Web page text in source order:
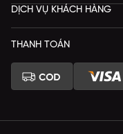
DỊCH VỤ KHÁCH HÀNG
THANH TOÁN